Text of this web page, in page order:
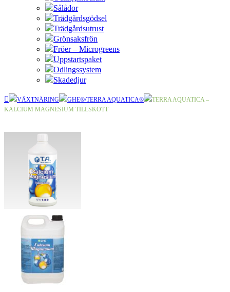
Sålådor
Trädgårdsgödsel
Trädgårdsutrust
Grönsaksfrön
Fröer – Microgreens
Uppstartspaket
Odlingssystem
Skadedjur
VÄXTNÄRING GHE®/TERRA AQUATICA®
TERRA AQUATICA –
KALCIUM MAGNESIUM TILLSKOTT